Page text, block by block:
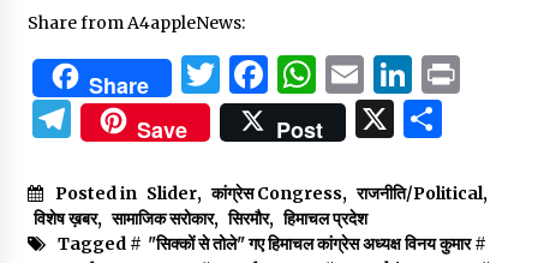
Share from A4appleNews:
Share Twitter
Facebook
WhatsApp
Email
Telegram
Save Post X
Posted in Slider, कांग्रेस Congress, राजनीति/Political,
विशेष ख़बर, सामाजिक सरोकार, सिरमौर, हिमाचल प्रदेश
Tagged # "सिक्कों से तोले" गए हिमाचल कांग्रेस अध्यक्ष विनय कुमार#